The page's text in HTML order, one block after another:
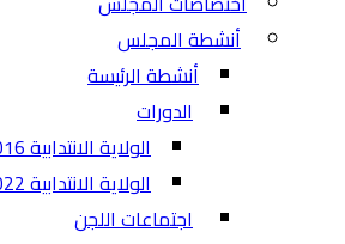
أنشطة المجلس
أنشطة الرئيسة
الدورات
الولاية الانتدابية 2016-2021
الولاية الانتدابية 2022-2027
اجتماعات اللجن